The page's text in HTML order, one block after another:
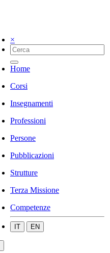
×
Home
Corsi
Insegnamenti
Professioni
Persone
Pubblicazioni
Strutture
Terza Missione
Competenze
IT EN